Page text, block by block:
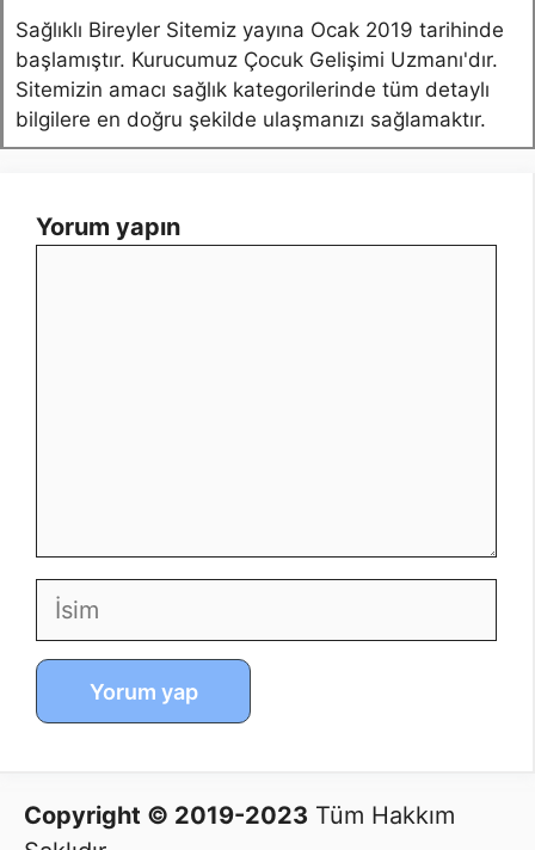
Sağlıklı Bireyler Sitemiz yayına Ocak 2019 tarihinde
başlamıştır. Kurucumuz Çocuk Gelişimi Uzmanı'dır.
Sitemizin amacı sağlık kategorilerinde tüm detaylı
bilgilere en doğru şekilde ulaşmanızı sağlamaktır.
Yorum yapın
İsim
E-
posta
İnternet
sitesi
Copyright © 2019-2023 Tüm Hakkım